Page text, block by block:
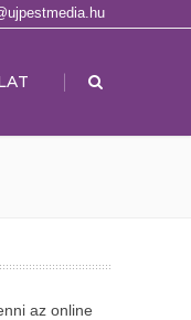
|
az online